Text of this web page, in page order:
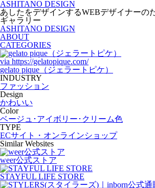
ASHITANO DESIGN
あしたをデザインするWEBデザイナーの
ギャラリー
ASHITANO DESIGN
ABOUT
CATEGORIES
via https://gelatopique.com/
gelato pique（ジェラートピケ）
INDUSTRY
ファッション
Design
かわいい
Color
ベージュ･アイボリー･クリーム色
TYPE
ECサイト・オンラインショップ
Similar Websites
weer公式ストア
STAYFUL LIFE STORE